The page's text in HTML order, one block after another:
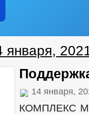
января,
14 января,
КОМПЛЕКС